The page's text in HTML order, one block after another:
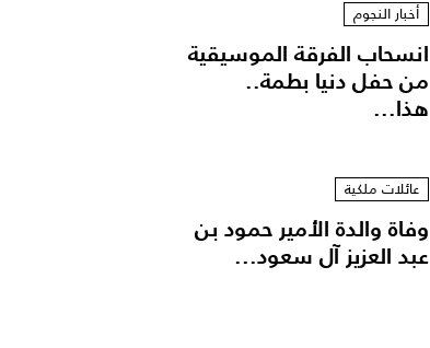
أخبار النجوم
انسحاب الفرقة الموسيقية
من حفل دنيا بطمة..
هذا...
عائلات ملكية
وفاة والدة الأمير حمود بن
عبد العزيز آل سعود...